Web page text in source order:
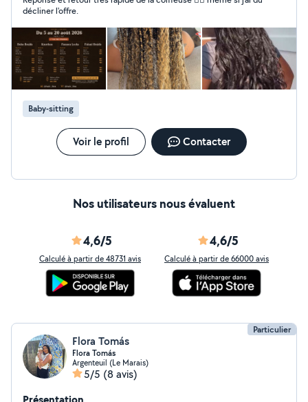
décliner l'offre.
Baby-sitting
Voir le profil Contacter
Nos utilisateurs nous évaluent
4,6/5
Calculé à partir de 48731 avis
4,6/5
Calculé à partir de 66000 avis
Particulier
Flora Tomás
Flora Tomás
Argenteuil (Le Marais)
5/5 (8 avis)